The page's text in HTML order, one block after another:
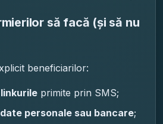
să facă (și să nu
beneficiarilor:
primite prin SMS;
personale sau bancare;